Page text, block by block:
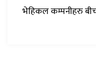
भेहिकल कम्पनीहरु बीच